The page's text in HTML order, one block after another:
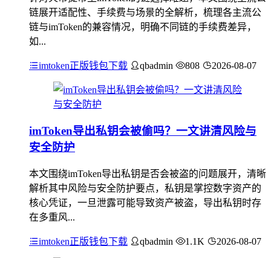
链展开适配性、手续费与场景的全解析，梳理各主流公
链与imToken的兼容情况，明确不同链的手续费差异，
如...
imtoken正版钱包下载 qbadmin 808 2026-08-07
imToken导出私钥会被偷吗？一文讲清风险与
安全防护
本文围绕imToken导出私钥是否会被盗的问题展开，清晰
解析其中风险与安全防护要点，私钥是掌控数字资产的
核心凭证，一旦泄露可能导致资产被盗，导出私钥时存
在多重风...
imtoken正版钱包下载 qbadmin 1.1K 2026-08-07